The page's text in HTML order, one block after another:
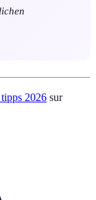
2026 sur